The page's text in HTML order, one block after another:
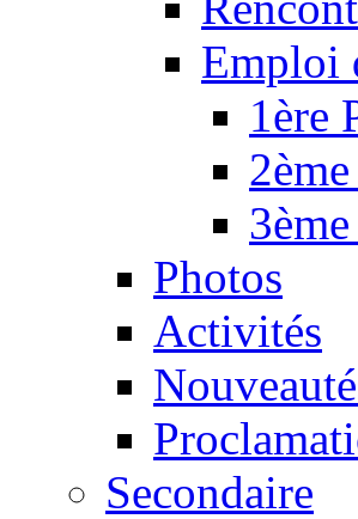
Emploi
1ère
Photos
Activités
Secondaire